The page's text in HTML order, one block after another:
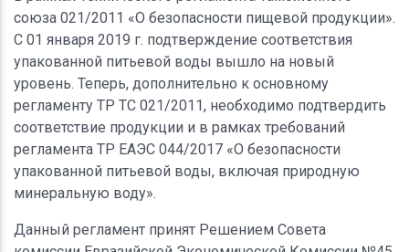
союза 021/2011 «О безопасности пищевой продукции».
С 01 января 2019 г. подтверждение соответствия
упакованной питьевой воды вышло на новый
уровень. Теперь, дополнительно к основному
регламенту ТР ТС 021/2011, необходимо подтвердить
соответствие продукции и в рамках требований
регламента ТР ЕАЭС 044/2017 «О безопасности
упакованной питьевой воды, включая природную
минеральную воду».
Данный регламент принят Решением Совета